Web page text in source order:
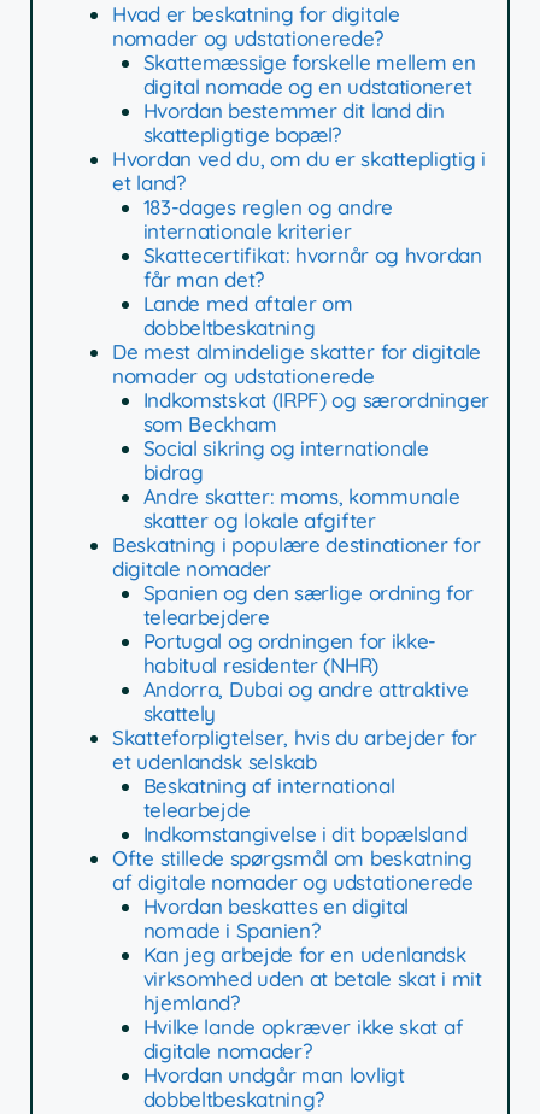
Hvad er beskatning for digitale
nomader og udstationerede?
Skattemæssige forskelle mellem en
digital nomade og en udstationeret
Hvordan bestemmer dit land din
skattepligtige bopæl?
Hvordan ved du, om du er skattepligtig i
et land?
183-dages reglen og andre
internationale kriterier
Skattecertifikat: hvornår og hvordan
får man det?
Lande med aftaler om
dobbeltbeskatning
De mest almindelige skatter for digitale
nomader og udstationerede
Indkomstskat (IRPF) og særordninger
som Beckham
Social sikring og internationale
bidrag
Andre skatter: moms, kommunale
skatter og lokale afgifter
Beskatning i populære destinationer for
digitale nomader
Spanien og den særlige ordning for
telearbejdere
Portugal og ordningen for ikke-
habitual residenter (NHR)
Andorra, Dubai og andre attraktive
skattely
Skatteforpligtelser, hvis du arbejder for
et udenlandsk selskab
Beskatning af international
telearbejde
Indkomstangivelse i dit bopælsland
Ofte stillede spørgsmål om beskatning
af digitale nomader og udstationerede
Hvordan beskattes en digital
nomade i Spanien?
Kan jeg arbejde for en udenlandsk
virksomhed uden at betale skat i mit
hjemland?
Hvilke lande opkræver ikke skat af
digitale nomader?
Hvordan undgår man lovligt
dobbeltbeskatning?